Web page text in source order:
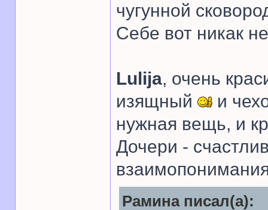
чугунной
Себе вот никак
Lulija, очень
изящный
и
нужная вещь, и
Дочери -
Рамина писал(а):